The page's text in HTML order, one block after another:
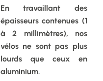
En travaillant des
épaisseurs contenues (1
à 2 millimètres), nos
vélos ne sont pas plus
lourds que ceux en
aluminium.